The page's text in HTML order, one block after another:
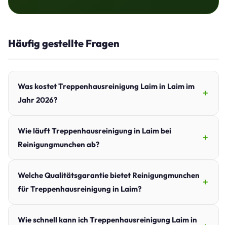
Häufig gestellte Fragen
Was kostet Treppenhausreinigung Laim in Laim im
Jahr 2026?
Wie läuft Treppenhausreinigung in Laim bei
Reinigungmunchen ab?
Welche Qualitätsgarantie bietet Reinigungmunchen
für Treppenhausreinigung in Laim?
Wie schnell kann ich Treppenhausreinigung Laim in